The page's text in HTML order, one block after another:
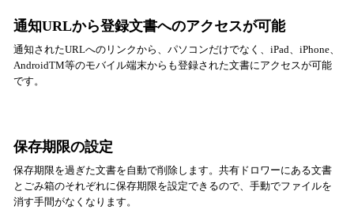
通知URLから登録文書へのアクセスが可能
通知されたURLへのリンクから、パソコンだけでなく、iPad、iPhone、
AndroidTM等のモバイル端末からも登録された文書にアクセスが可能
です。
保存期限の設定
保存期限を過ぎた文書を自動で削除します。共有ドロワーにある文書
とごみ箱のそれぞれに保存期限を設定できるので、手動でファイルを
消す手間がなくなります。